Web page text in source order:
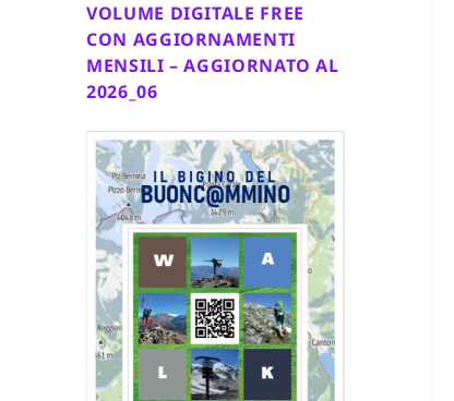
VOLUME DIGITALE FREE
CON AGGIORNAMENTI
MENSILI – AGGIORNATO AL
2026_06